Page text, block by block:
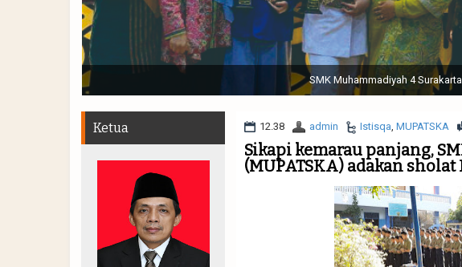
Sabtu, 19 November 2022. (dari kiri) Pertunjukan Tapak Suci Perguruan
Muhammadiyah 48 || Pertunjukan bendera
12.38 admin Istisqa, MUPATSKA
Sikapi kemarau panjang,
(MUPATSKA) adakan sholat
Ketua